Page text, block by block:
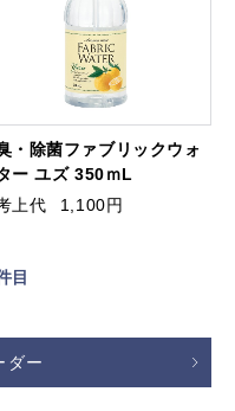
・除菌ファブリックウォ
ー ユズ 350ｍL
上代
1,100円
目
ダー